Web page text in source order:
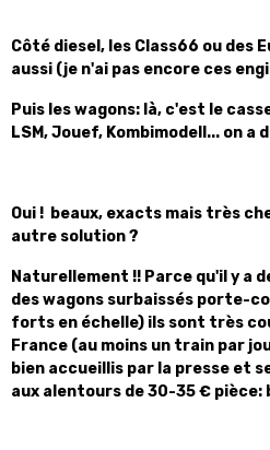
Côté diesel, les Class66 ou des
aussi (je n'ai pas encore ces
Puis les wagons: là, c'est le
LSM, Jouef, Kombimodell... on a
Oui ! beaux, exacts mais très
autre solution ?
Naturellement !! Parce qu'il y a
des wagons surbaissés porte-
forts en échelle) ils sont très
France (au moins un train par
bien accueillis par la presse et
aux alentours de 30-35 € pièce: